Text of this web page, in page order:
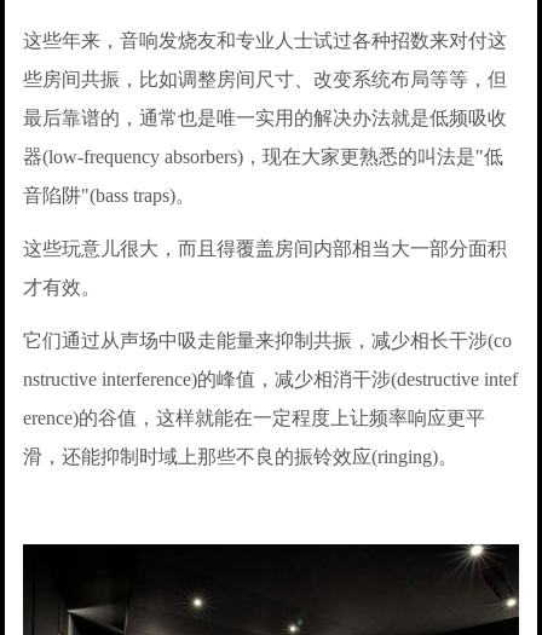
这些年来，音响发烧友和专业人士试过各种招数来对付这
些房间共振，比如调整房间尺寸、改变系统布局等等，但
最后靠谱的，通常也是唯一实用的解决办法就是低频吸收
器(low-frequency absorbers)，现在大家更熟悉的叫法是"低
音陷阱"(bass traps)。
这些玩意儿很大，而且得覆盖房间内部相当大一部分面积
才有效。
它们通过从声场中吸走能量来抑制共振，减少相长干涉(co
nstructive interference)的峰值，减少相消干涉(destructive intef
erence)的谷值，这样就能在一定程度上让频率响应更平
滑，还能抑制时域上那些不良的振铃效应(ringing)。